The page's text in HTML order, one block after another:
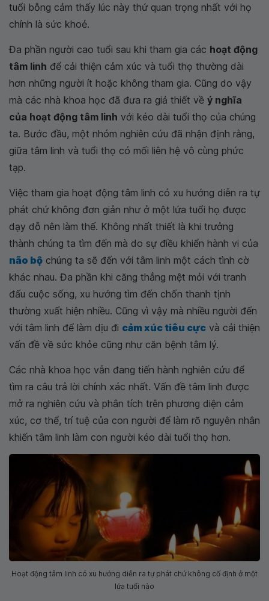
tuổi bỗng cảm thấy lúc này thứ quan trọng nhất với họ
chính là sức khoẻ.
Đa phần người cao tuổi sau khi tham gia các hoạt động
tâm linh để cải thiện cảm xúc và tuổi thọ thường dài
hơn những người ít hoặc không tham gia. Cũng do vậy
mà các nhà khoa học đã đưa ra giả thiết về ý nghĩa
của hoạt động tâm linh với kéo dài tuổi thọ của chúng
ta. Bước đầu, một nhóm nghiên cứu đã nhận định rằng,
giữa tâm linh và tuổi thọ có mối liên hệ vô cùng phức
tạp.
Việc tham gia hoạt động tâm linh có xu hướng diễn ra tự
phát chứ không đơn giản như ở một lứa tuổi họ được
dạy dỗ nên làm thế. Không nhất thiết là khi trưởng
thành chúng ta tìm đến mà do sự điều khiển hành vi của
não bộ chúng ta sẽ đến với tâm linh một cách tình cờ
khác nhau. Đa phần khi căng thẳng mệt mỏi với tranh
đấu cuộc sống, xu hướng tìm đến chốn thanh tịnh
thường xuất hiện nhiều. Cũng vì vậy mà nhiều người đến
với tâm linh để làm dịu đi cảm xúc tiêu cực và cải thiện
vấn đề về sức khỏe cũng như căn bệnh tâm lý.
Các nhà khoa học vẫn đang tiến hành nghiên cứu để
tìm ra câu trả lời chính xác nhất. Vấn đề tâm linh được
mở ra nghiên cứu và phân tích trên phương diện cảm
xúc, cơ thể, trí tuệ của con người để làm rõ nguyên nhân
khiến tâm linh làm con người kéo dài tuổi thọ hơn.
Hoạt động tâm linh có xu hướng diễn ra tự phát chứ không cố định ở một
lứa tuổi nào